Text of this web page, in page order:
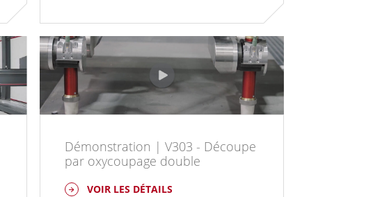
Démonstration | V303 - Découpe
par oxycoupage double
VOIR LES DÉTAILS